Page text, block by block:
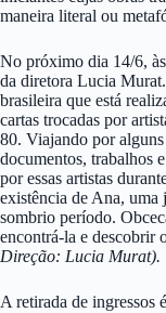
maneira literal ou
No próximo dia 14/6,
da diretora Lucia
brasileira que está
cartas trocadas por
80. Viajando por
documentos, trabalhos
por essas artistas
existência de Ana, uma
sombrio período.
encontrá-la e descobrir
Direção: Lucia Murat).
A retirada de ingressos